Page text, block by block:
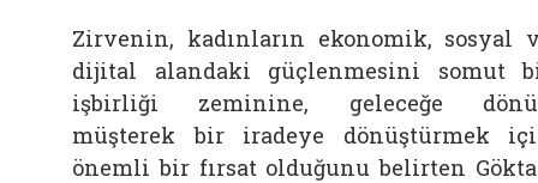
Zirvenin, kadınların ekonomik, sosyal
dijital alandaki güçlenmesini somut
işbirliği zeminine, geleceğe
müşterek bir iradeye dönüştürmek
önemli bir fırsat olduğunu belirten